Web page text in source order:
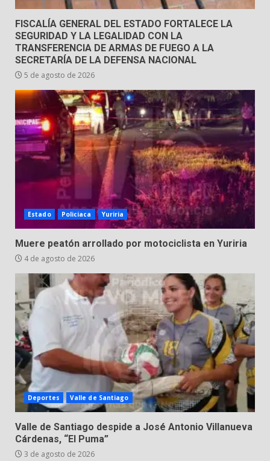
30 de julio de 2026
FISCALÍA GENERAL DEL ESTADO FORTALECE LA
SEGURIDAD Y LA LEGALIDAD CON LA
TRANSFERENCIA DE ARMAS DE FUEGO A LA
SECRETARÍA DE LA DEFENSA NACIONAL
5 de agosto de 2026
Estado Policiaca Yuriria
Muere peatón arrollado por motociclista en Yuriria
4 de agosto de 2026
Deportes Valle de Santiago
Valle de Santiago despide a José Antonio Villanueva
Cárdenas, “El Puma”
3 de agosto de 2026